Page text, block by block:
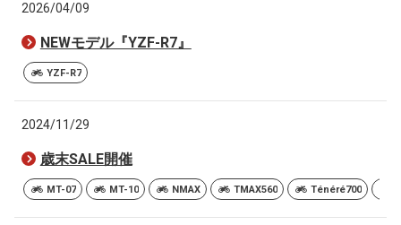
2026/04/09
NEWモデル『YZF-R7』
YZF-R7
2024/11/29
歳末SALE開催
MT-07 MT-10 NMAX TMAX560 Ténéré700